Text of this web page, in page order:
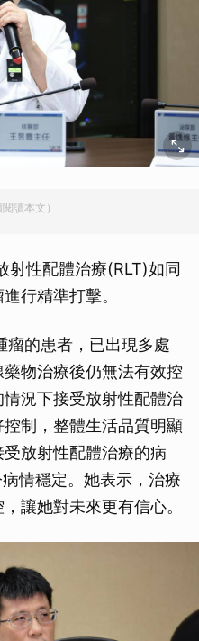
讀本文）
射性配體治療(RLT)如同
行精準打擊。
瘤的患者，已出現多處
物治療後仍無法有效控
況下接受放射性配體治
制，整體生活品質明顯
放射性配體治療的病
情穩定。她表示，治療
讓她對未來更有信心。